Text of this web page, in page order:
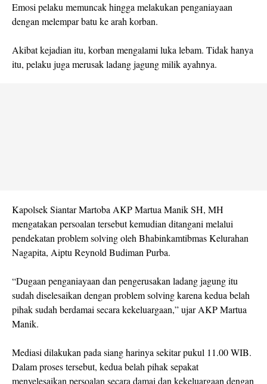
Emosi pelaku memuncak hingga melakukan penganiayaan
dengan melempar batu ke arah korban.
Akibat kejadian itu, korban mengalami luka lebam. Tidak hanya
itu, pelaku juga merusak ladang jagung milik ayahnya.
Kapolsek Siantar Martoba AKP Martua Manik SH, MH
mengatakan persoalan tersebut kemudian ditangani melalui
pendekatanproblem solvingoleh Bhabinkamtibmas Kelurahan
Nagapita, Aiptu Reynold Budiman Purba.
“Dugaan penganiayaan dan pengerusakan ladang jagung itu
sudah diselesaikan denganproblem solvingkarena kedua belah
pihak sudah berdamai secara kekeluargaan,” ujar AKP Martua
Manik.
Mediasi dilakukan pada siang harinya sekitar pukul 11.00 WIB.
Dalam proses tersebut, kedua belah pihak sepakat
menyelesaikan persoalan secara damai dan kekeluargaan dengan